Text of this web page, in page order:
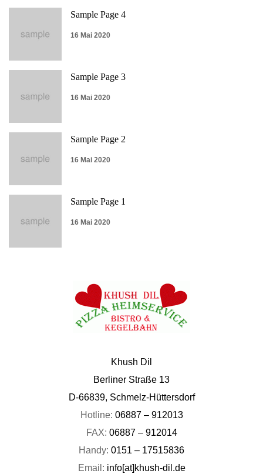
Sample Page 4
16 Mai 2020
Sample Page 3
16 Mai 2020
Sample Page 2
16 Mai 2020
Sample Page 1
16 Mai 2020
Khush Dil
Berliner Straße 13
D-66839, Schmelz-Hüttersdorf
Hotline: 06887 – 912013
FAX: 06887 – 912014
Handy: 0151 – 17515836
Email: info[at]khush-dil.de